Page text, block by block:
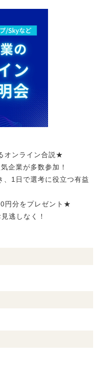
オンライン合説★
企業が多数参加！
、1日で選考に役立つ有益
円分をプレゼント★
逃しなく！